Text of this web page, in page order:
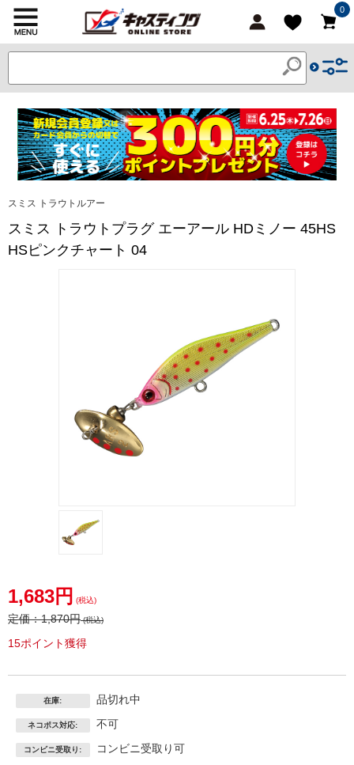
0
スミス トラウトルアー
スミス トラウトプラグ エーアール HDミノー 45HS
HSピンクチャート 04
1,683円 (税込)
定価：1,870円(税込)
15ポイント獲得
在庫: 品切れ中
ネコポス対応: 不可
コンビニ受取り: コンビニ受取り可